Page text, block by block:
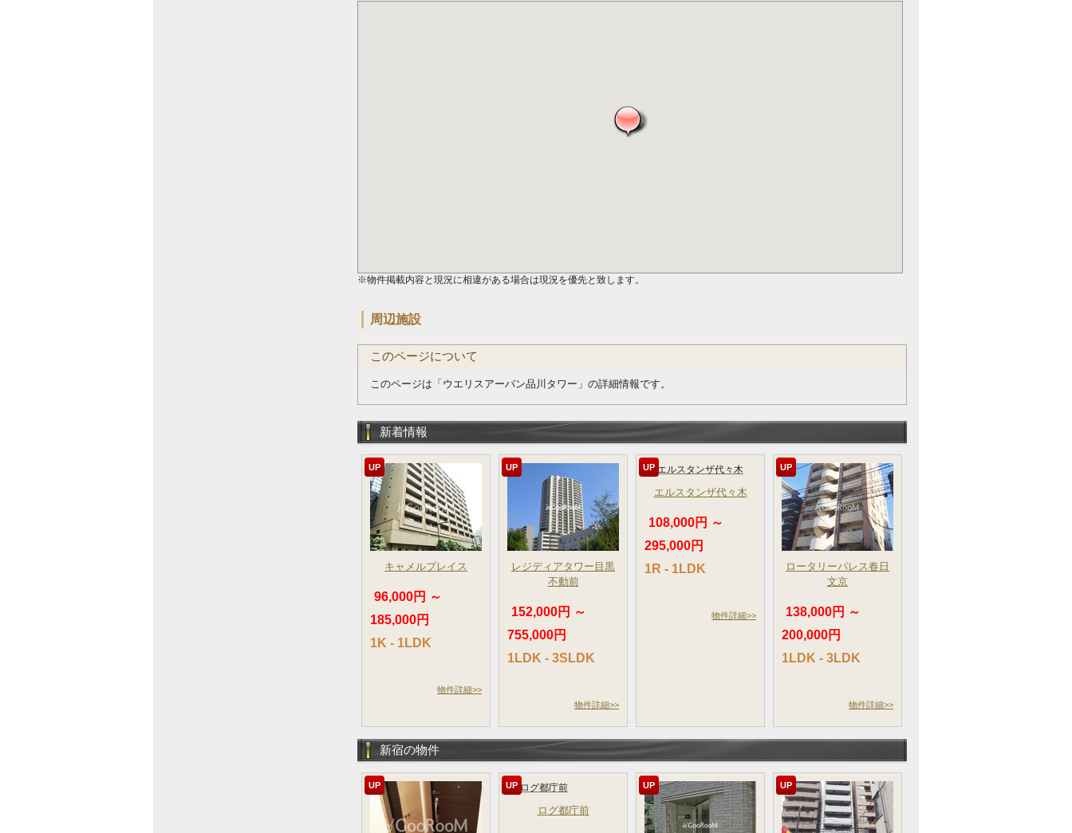
※物件掲載内容と現況に相違がある場合は現況を優先と致します。
周辺施設
このページについて
このページは「ウエリスアーバン品川タワー」の詳細情報です。
新着情報
UP
キャメルプレイス
96,000円 ～
185,000円
1K - 1LDK
物件詳細>>
UP
レジディアタワー目黒
不動前
152,000円 ～
755,000円
1LDK - 3SLDK
物件詳細>>
UP
エルスタンザ代々木
108,000円 ～
295,000円
1R - 1LDK
物件詳細>>
UP
ロータリーパレス春日
文京
138,000円 ～
200,000円
1LDK - 3LDK
物件詳細>>
新宿の物件
UP UP
ログ都庁前
UP UP